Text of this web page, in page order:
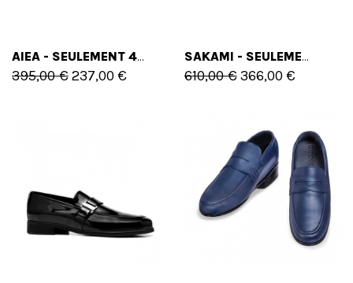
AIEA - SEULEMENT 40 EU
395,00 €237,00 €
SAKAMI - SEULEMENT 42 EU - 9 US
610,00 €366,00 €